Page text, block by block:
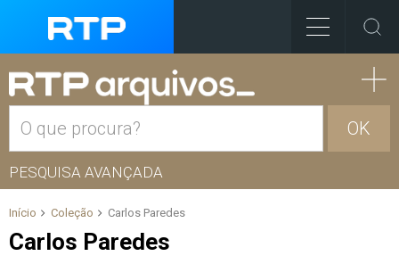
OK
PESQUISA AVANÇADA
Início Coleção Carlos Paredes
Carlos Paredes